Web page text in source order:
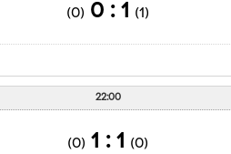
(1)
1 : 0
(0)
22:00
(0)
1 : 1
(0)